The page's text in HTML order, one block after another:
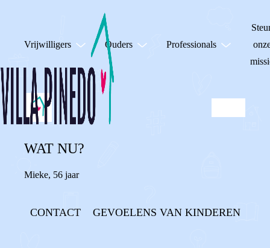
Vrijwilligers Ouders Professionals
WAT NU?
Mieke, 56 jaar
CONTACT GEVOELENS VAN KINDEREN